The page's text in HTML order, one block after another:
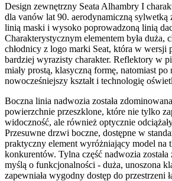
Design zewnętrzny Seata Alhambry I
dla vanów lat 90. aerodynamiczną sylwetką
linią maski i wysoko poprowadzoną linią
Charakterystycznym elementem była duża,
chłodnicy z logo marki Seat, która w wersji
bardziej wyrazisty charakter. Reflektory w
miały prostą, klasyczną formę, natomiast
nowocześniejszy kształt i technologię
Boczna linia nadwozia została
powierzchnie przeszklone, które nie tylko
widoczność, ale również optycznie
Przesuwne drzwi boczne, dostępne w
praktyczny element wyróżniający model na
konkurentów. Tylna część nadwozia
myślą o funkcjonalności - duża, unoszona
zapewniała wygodny dostęp do przestrzeni